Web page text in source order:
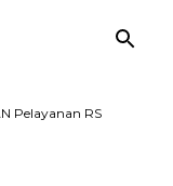
Pelayanan RS